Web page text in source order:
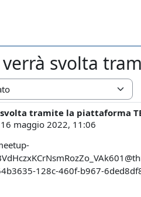
svolta
tramite la piattaforma
maggio 2022, 11:06
128c-460f-b967-